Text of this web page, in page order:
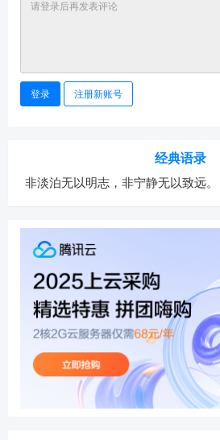
登录 注册新账号
经典语录
非淡泊无以明志，非宁静无以致远。